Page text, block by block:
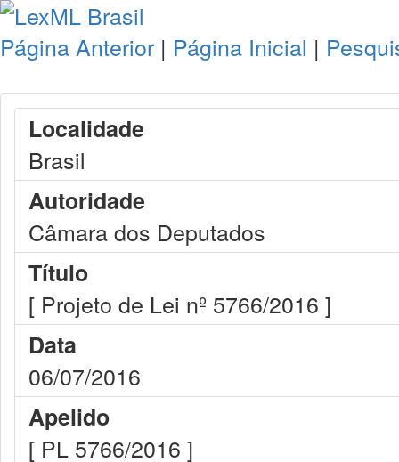
Página Anterior | Página Inicial |
Localidade
Brasil
Autoridade
Câmara dos Deputados
Título
[ Projeto de Lei nº 5766/2016 ]
Data
06/07/2016
Apelido
[ PL 5766/2016 ]